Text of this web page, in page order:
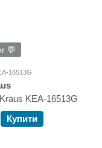
💬
16513G
KEA-16513G
Купити